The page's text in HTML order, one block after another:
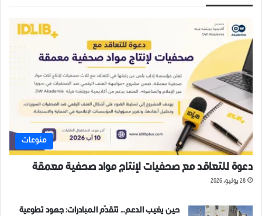
منوعات
دعوة للتعاقد مع صحفيات لإنتاج مواد صحفية معمقة
28 يوليو، 2026
حين يغيب الدعم… تتقدّم المبادرات: جهود تطوعية